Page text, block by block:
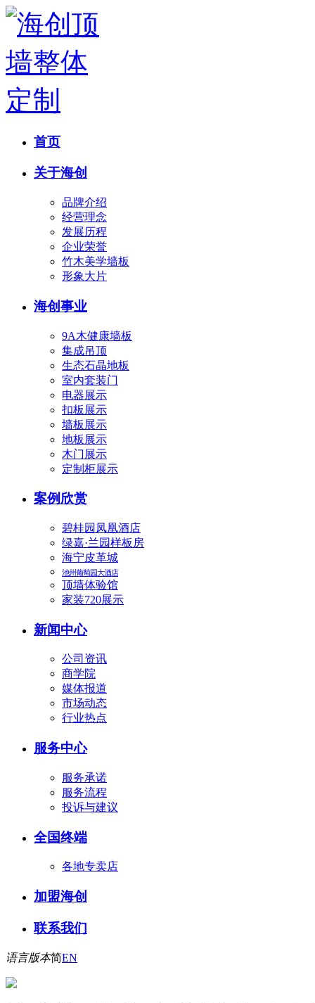
首页
关于海创
品牌介绍
经营理念
发展历程
企业荣誉
竹木美学墙板
形象大片
海创事业
9A木健康墙板
集成吊顶
生态石晶地板
室内套装门
电器展示
扣板展示
墙板展示
地板展示
木门展示
定制柜展示
案例欣赏
碧桂园凤凰酒店
绿嘉·兰园样板房
海宁皮革城
池州葡萄园大酒店
顶墙体验馆
家装720展示
新闻中心
公司资讯
商学院
媒体报道
市场动态
行业热点
服务中心
服务承诺
服务流程
投诉与建议
全国终端
各地专卖店
加盟海创
联系我们
语言版本简EN